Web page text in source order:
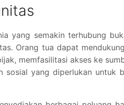
yang semakin terhubung
Orang tua dapat
memfasilitasi akses ke
sosial yang diperlukan untuk